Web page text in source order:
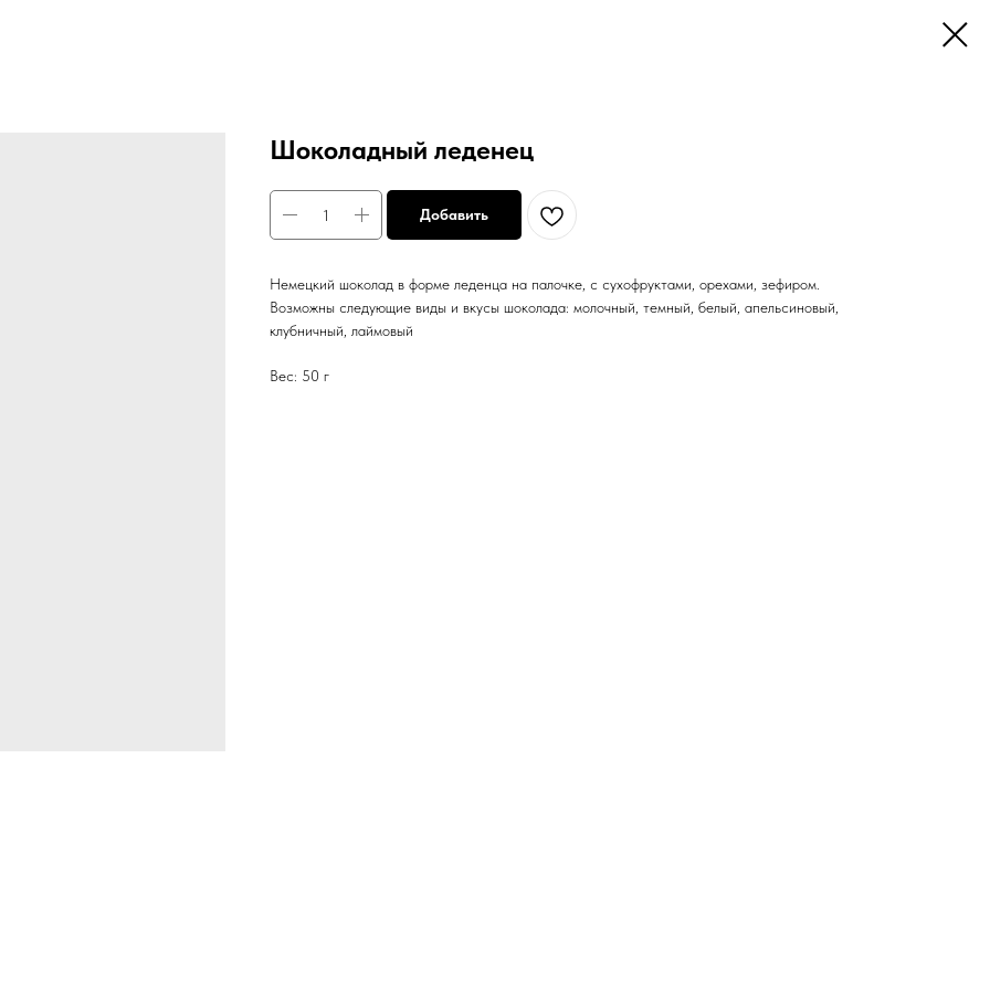
Шоколадный леденец
Добавить
Немецкий шоколад в форме леденца на палочке, с сухофруктами, орехами, зефиром.
Возможны следующие виды и вкусы шоколада: молочный, темный, белый, апельсиновый,
клубничный, лаймовый
Вес: 50 г